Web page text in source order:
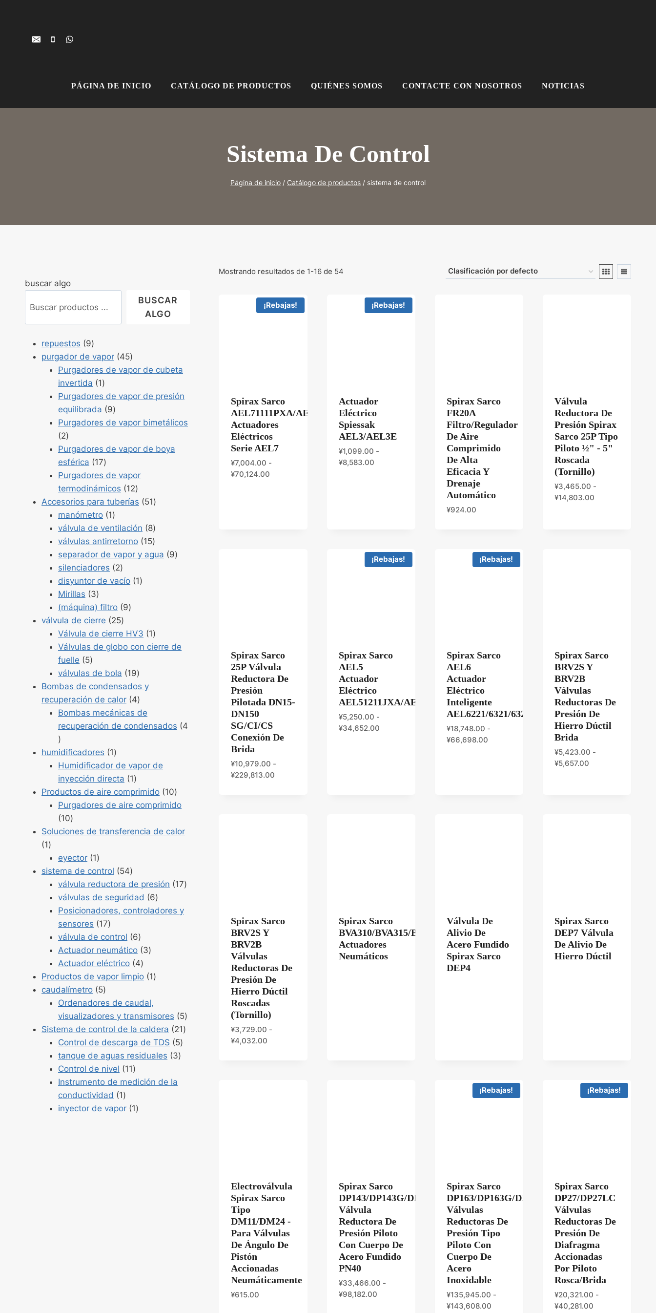
PÁGINA DE INICIO CATÁLOGO DE PRODUCTOS QUIÉNES SOMOS CONTACTE CON NOSOTROS NOTICIAS
Sistema De Control
Página de inicio / Catálogo de productos / sistema de control
Mostrando resultados de 1-16 de 54
¡Rebajas!
Spirax Sarco
AEL71111PXA/AEL72211PXA/AEL73211PXA/AEL74211PXA
Actuadores
Eléctricos
Serie AEL7
¥7,004.00 -
¥70,124.00
¡Rebajas!
Actuador
Eléctrico
Spiessak
AEL3/AEL3E
¥1,099.00 -
¥8,583.00
Spirax Sarco
FR20A
Filtro/Regulador
De Aire
Comprimido
De Alta
Eficacia Y
Drenaje
Automático
¥924.00
Válvula
Reductora De
Presión Spirax
Sarco 25P Tipo
Piloto ½" - 5"
Roscada
(tornillo)
¥3,465.00 -
¥14,803.00
Spirax Sarco
25P Válvula
Reductora De
Presión
Pilotada DN15-
DN150
SG/CI/CS
Conexión De
Brida
¥10,979.00 -
¥229,813.00
¡Rebajas!
Spirax Sarco
AEL5
Actuador
Eléctrico
AEL51211JXA/AEL52211JXA/AEL53211JXA/AEL54211JXA/
¥5,250.00 -
¥34,652.00
¡Rebajas!
Spirax Sarco
AEL6
Actuador
Eléctrico
Inteligente
AEL6221/6321/6323/6421/6422/6532/6631
¥18,748.00 -
¥66,698.00
Spirax Sarco
BRV2S Y
BRV2B
Válvulas
Reductoras De
Presión De
Hierro Dúctil
Brida
¥5,423.00 -
¥5,657.00
Spirax Sarco
BRV2S Y
BRV2B
Válvulas
Reductoras De
Presión De
Hierro Dúctil
Roscadas
(Tornillo)
¥3,729.00 -
¥4,032.00
Spirax Sarco
BVA310/BVA315/BVA320/BVA325/BVA330/BVA335/BVA340
Actuadores
Neumáticos
Válvula De
Alivio De
Acero Fundido
Spirax Sarco
DEP4
Spirax Sarco
DEP7 Válvula
De Alivio De
Hierro Dúctil
Electroválvula
Spirax Sarco
Tipo
DM11/DM24 -
Para Válvulas
De Ángulo De
Pistón
Accionadas
Neumáticamente
¥615.00
Spirax Sarco
DP143/DP143G/DP143H
Válvula
Reductora De
Presión Piloto
Con Cuerpo De
Acero Fundido
PN40
¥33,466.00 -
¥98,182.00
¡Rebajas!
Spirax Sarco
DP163/DP163G/DP163Y
Válvulas
Reductoras De
Presión Tipo
Piloto Con
Cuerpo De
Acero
Inoxidable
¥135,945.00 -
¥143,608.00
¡Rebajas!
Spirax Sarco
DP27/DP27LC
Válvulas
Reductoras De
Presión De
Diafragma
Accionadas
Por Piloto
Rosca/Brida
¥20,321.00 -
¥40,281.00
buscar algo
BUSCAR
ALGO
repuestos 9Productos
9
purgador de vapor 45Productos
45
Purgadores de vapor de cubeta
invertida
1Producto
1
Purgadores de vapor de presión
equilibrada
9Productos
9
Purgadores de vapor bimetálicos
2Productos
2
Purgadores de vapor de boya
esférica
17Productos
17
Purgadores de vapor
termodinámicos
12Productos
12
Accesorios para tuberías 51Productos
manómetro 1Producto
1
válvula de ventilación 8Productos
8
válvulas antirretorno 15Productos
15
separador de vapor y agua 9Productos
silenciadores 2Productos
2
disyuntor de vacío 1Producto
Mirillas 3Productos
3
(máquina) filtro 9Productos
válvula de cierre 25Productos
25
Válvula de cierre HV3 1Producto
1
Válvulas de globo con cierre de
fuelle
5Productos
5
válvulas de bola 19Productos
19
Bombas de condensados y
recuperación de calor 4Productos
4
Bombas mecánicas de
recuperación de condensados
4
Productos
4
humidificadores 1Producto
1
Humidificador de vapor de
inyección directa
1Producto
1
Productos de aire comprimido 10Productos
10
Purgadores de aire comprimido
10Productos
10
Soluciones de transferencia de calor
1Producto
1
eyector 1Producto
1
sistema de control 54Productos
54
válvula reductora de presión 17Productos
válvulas de seguridad 6Productos
6
Posicionadores, controladores y
sensores
17Productos
17
válvula de control 6Productos
6
Actuador neumático 3Productos
Actuador eléctrico 4Productos
4
Productos de vapor limpio 1Producto
caudalímetro 5Productos
5
Ordenadores de caudal,
visualizadores y transmisores
5Productos
5
Sistema de control de la caldera 21Productos
Control de descarga de TDS 5Productos
5
tanque de aguas residuales 3Productos
Control de nivel 11Productos
11
Instrumento de medición de la
conductividad
1Producto
1
inyector de vapor 1Producto